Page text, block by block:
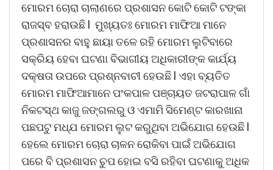
ମୋରମ ଚୋରା ଚାଲାଣରେ ପ୍ରଶାସନ କୋଟି କୋଟି ଟଙ୍କା
ରାଜସ୍ବ ହରାଉଛି l ମୁଖ୍ୟତଃ ମୋରମ ମାଫିଆ ମାନେ
ପ୍ରଶାସନର ବାହୁ ଛାୟା ତଳେ ରହି ମୋରମ ଲୁଟିବାରେ
ସକ୍ରିୟ ହେବା ଘଟଣା ବିଭାଗୀୟ ଅଧିକାରୀଙ୍କ କାର୍ଯ୍ୟ
ଦକ୍ଷତା ଉପରେ ପ୍ରଶ୍ନବାଚୀ ହେଉଛି l ଏହା ବ୍ୟତିତ
ମୋରମ ମାଫିଆମାନେ ପଂକପାଳ ପଞ୍ଚାୟତ ଜଟରାପାଳ ଗାଁ
ନିକଟସ୍ଥ କାଜୁ ଜଙ୍ଗଲରୁ ଓ ଏମାମି ସିମେଣ୍ଟ କାରଖାନା
ପଛପଟୁ ମଧ୍ଯ ମୋରମ ଲୁଟ କରୁଥିବା ଅଭିଯୋଗ ହେଉଛି l
ହେଲେ ମୋରମ ଚୋରା ଚାଳନ ରୋକିବା ପାଇଁ ଅଭିଯୋଗ
ପରେ ବି ପ୍ରଶାସନ ଚୁପ ହୋଇ ବସି ରହିବା ଘଟଣାକୁ ଅଧିକ